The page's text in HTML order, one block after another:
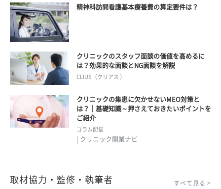
精神科訪問看護基本療養費の算定要件は？
クリニックのスタッフ面談の価値を高めるに
は？効果的な面談とNG面談を解説
CLIUS（クリアス ）
クリニックの集患に欠かせないMEO対策と
は？｜基礎知識～押さえておきたいポイントを
ご紹介
コラム配信
| クリニック開業ナビ
取材協力・監修・執筆者 すべて見る